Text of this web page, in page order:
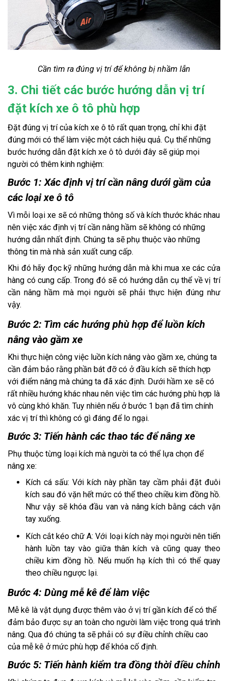
Cần tìm ra đúng vị trí để không bị nhầm lẫn
3. Chi tiết các bước hướng dẫn vị trí
đặt kích xe ô tô phù hợp
Đặt đúng vị trí của kích xe ô tô rất quan trọng, chỉ khi đặt
đúng mới có thể làm việc một cách hiệu quả. Cụ thể những
bước hướng dẫn đặt kích xe ô tô dưới đây sẽ giúp mọi
người có thêm kinh nghiệm:
Bước 1: Xác định vị trí cần nâng dưới gầm của
các loại xe ô tô
Vì mỗi loại xe sẽ có những thông số và kích thước khác nhau
nên việc xác định vị trí cần nâng hầm sẽ không có những
hướng dẫn nhất định. Chúng ta sẽ phụ thuộc vào những
thông tin mà nhà sản xuất cung cấp.
Khi đó hãy đọc kỹ những hướng dẫn mà khi mua xe các cửa
hàng có cung cấp. Trong đó sẽ có hướng dẫn cụ thể về vị trí
cần nâng hầm mà mọi người sẽ phải thực hiện đúng như
vậy.
Bước 2: Tìm các hướng phù hợp để luồn kích
nâng vào gầm xe
Khi thực hiện công việc luồn kích nâng vào gầm xe, chúng ta
cần đảm bảo rằng phần bát đỡ có ở đầu kích sẽ thích hợp
với điểm nâng mà chúng ta đã xác định. Dưới hầm xe sẽ có
rất nhiều hướng khác nhau nên việc tìm các hướng phù hợp là
vô cùng khó khăn. Tuy nhiên nếu ở bước 1 bạn đã tìm chính
xác vị trí thì không có gì đáng để lo ngại.
Bước 3: Tiến hành các thao tác để nâng xe
Phụ thuộc từng loại kích mà người ta có thể lựa chọn để
nâng xe:
Kích cá sấu: Với kích này phần tay cầm phải đặt đuôi
kích sau đó vặn hết mức có thể theo chiều kim đồng hồ.
Như vậy sẽ khóa đầu van và nâng kích bằng cách vặn
tay xuống.
Kích cắt kéo chữ A: Với loại kích này mọi người nên tiến
hành luồn tay vào giữa thân kích và cũng quay theo
chiều kim đồng hồ. Nếu muốn hạ kích thì có thể quay
theo chiều ngược lại.
Bước 4: Dùng mễ kê để làm việc
Mễ kê là vật dụng được thêm vào ở vị trí gần kích để có thể
đảm bảo được sự an toàn cho người làm việc trong quá trình
nâng. Qua đó chúng ta sẽ phải có sự điều chỉnh chiều cao
của mễ kê ở mức phù hợp để khóa cố định.
Bước 5: Tiến hành kiểm tra đồng thời điều chỉnh